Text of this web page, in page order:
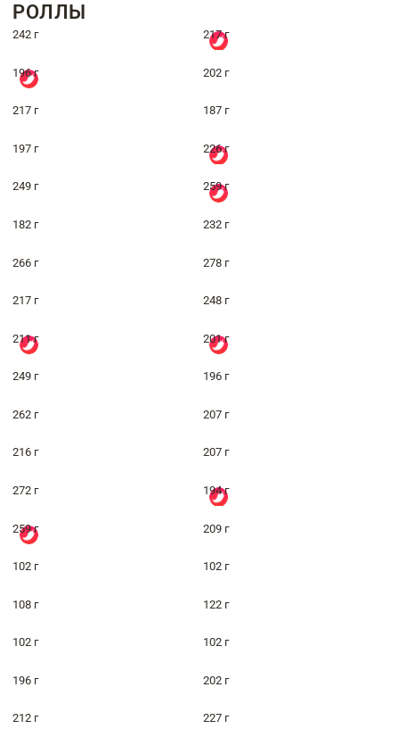
РОЛЛЫ
242 г 217 г
196 г 202 г
217 г 187 г
197 г 226 г
249 г 259 г
182 г 232 г
266 г 278 г
217 г 248 г
211 г 201 г
249 г 196 г
262 г 207 г
216 г 207 г
272 г 194 г
259 г 209 г
102 г 102 г
108 г 122 г
102 г 102 г
196 г 202 г
212 г 227 г